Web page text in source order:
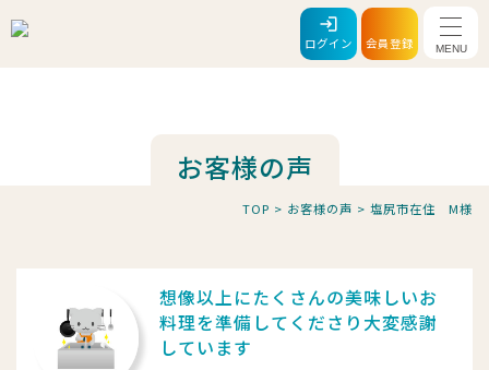
ログイン 会員登録 メニ
お客様の声
TOP > お客様の声 > 塩尻市在住 M様
想像以上にたくさんの美味しいお
料理を準備してくださり大変感謝
しています